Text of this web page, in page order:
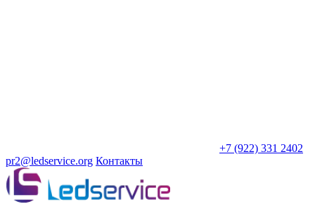
+7 (922) 331 2402
pr2@ledservice.org Контакты